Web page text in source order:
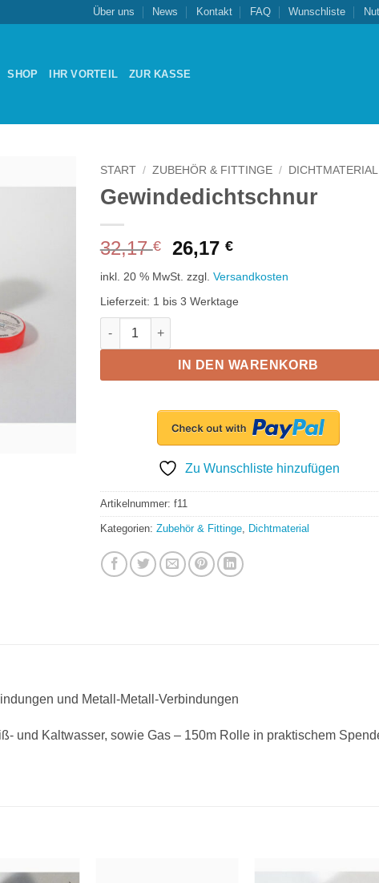
Über uns News Kontakt FAQ Wunschliste
SHOP IHR VORTEIL ZUR KASSE
START / ZUBEHÖR & FITTINGE / DICHTMATERIAL
Gewindedichtschnur
32,17€
Ursprünglicher
war:
32,17 €
26,17 €Aktueller
ist:
26,17 €.
inkl. 20 % MwSt. zzgl. Versandkosten
Lieferzeit: 1 bis 3 Werktage
Gewindedichtschnur Menge
IN DEN WARENKORB
Zu Wunschliste hinzufügen
Artikelnummer: f11
Kategorien: Zubehör & Fittinge, Dichtmaterial
und Metall-Metall-Verbindungen
und Kaltwasser, sowie Gas – 150m Rolle in praktischem